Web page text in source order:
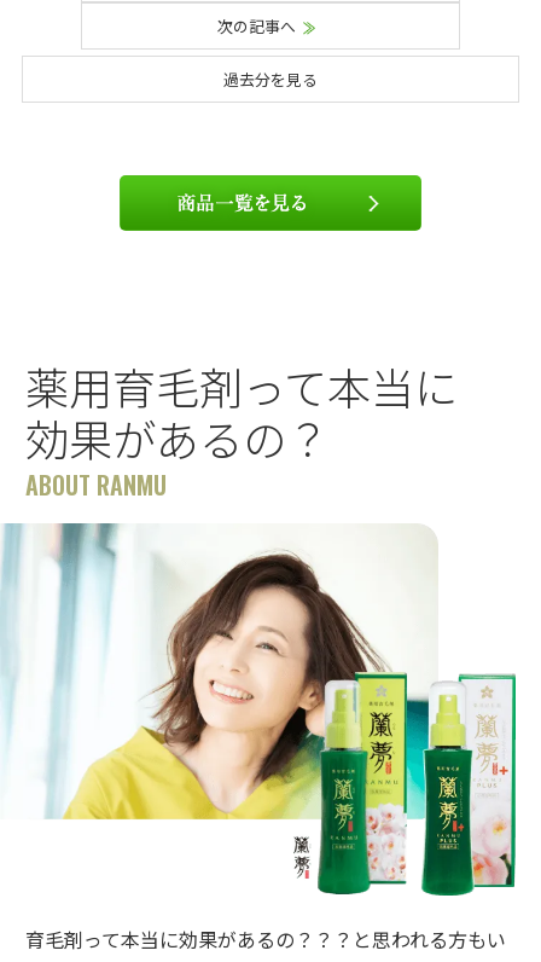
次の記事へ
過去分を見る
薬用育毛剤って本当に
効果があるの？
ABOUT RANMU
育毛剤って本当に効果があるの？？？と思われる方もい